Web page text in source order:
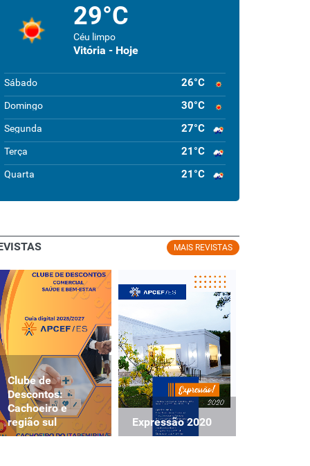
29°C
Céu limpo
Vitória - Hoje
Sábado 26°C
Domingo 30°C
Segunda 27°C
Terça 21°C
Quarta 21°C
MAIS REVISTAS
Clube de
Descontos:
Cachoeiro e
região sul
Expressão 2020